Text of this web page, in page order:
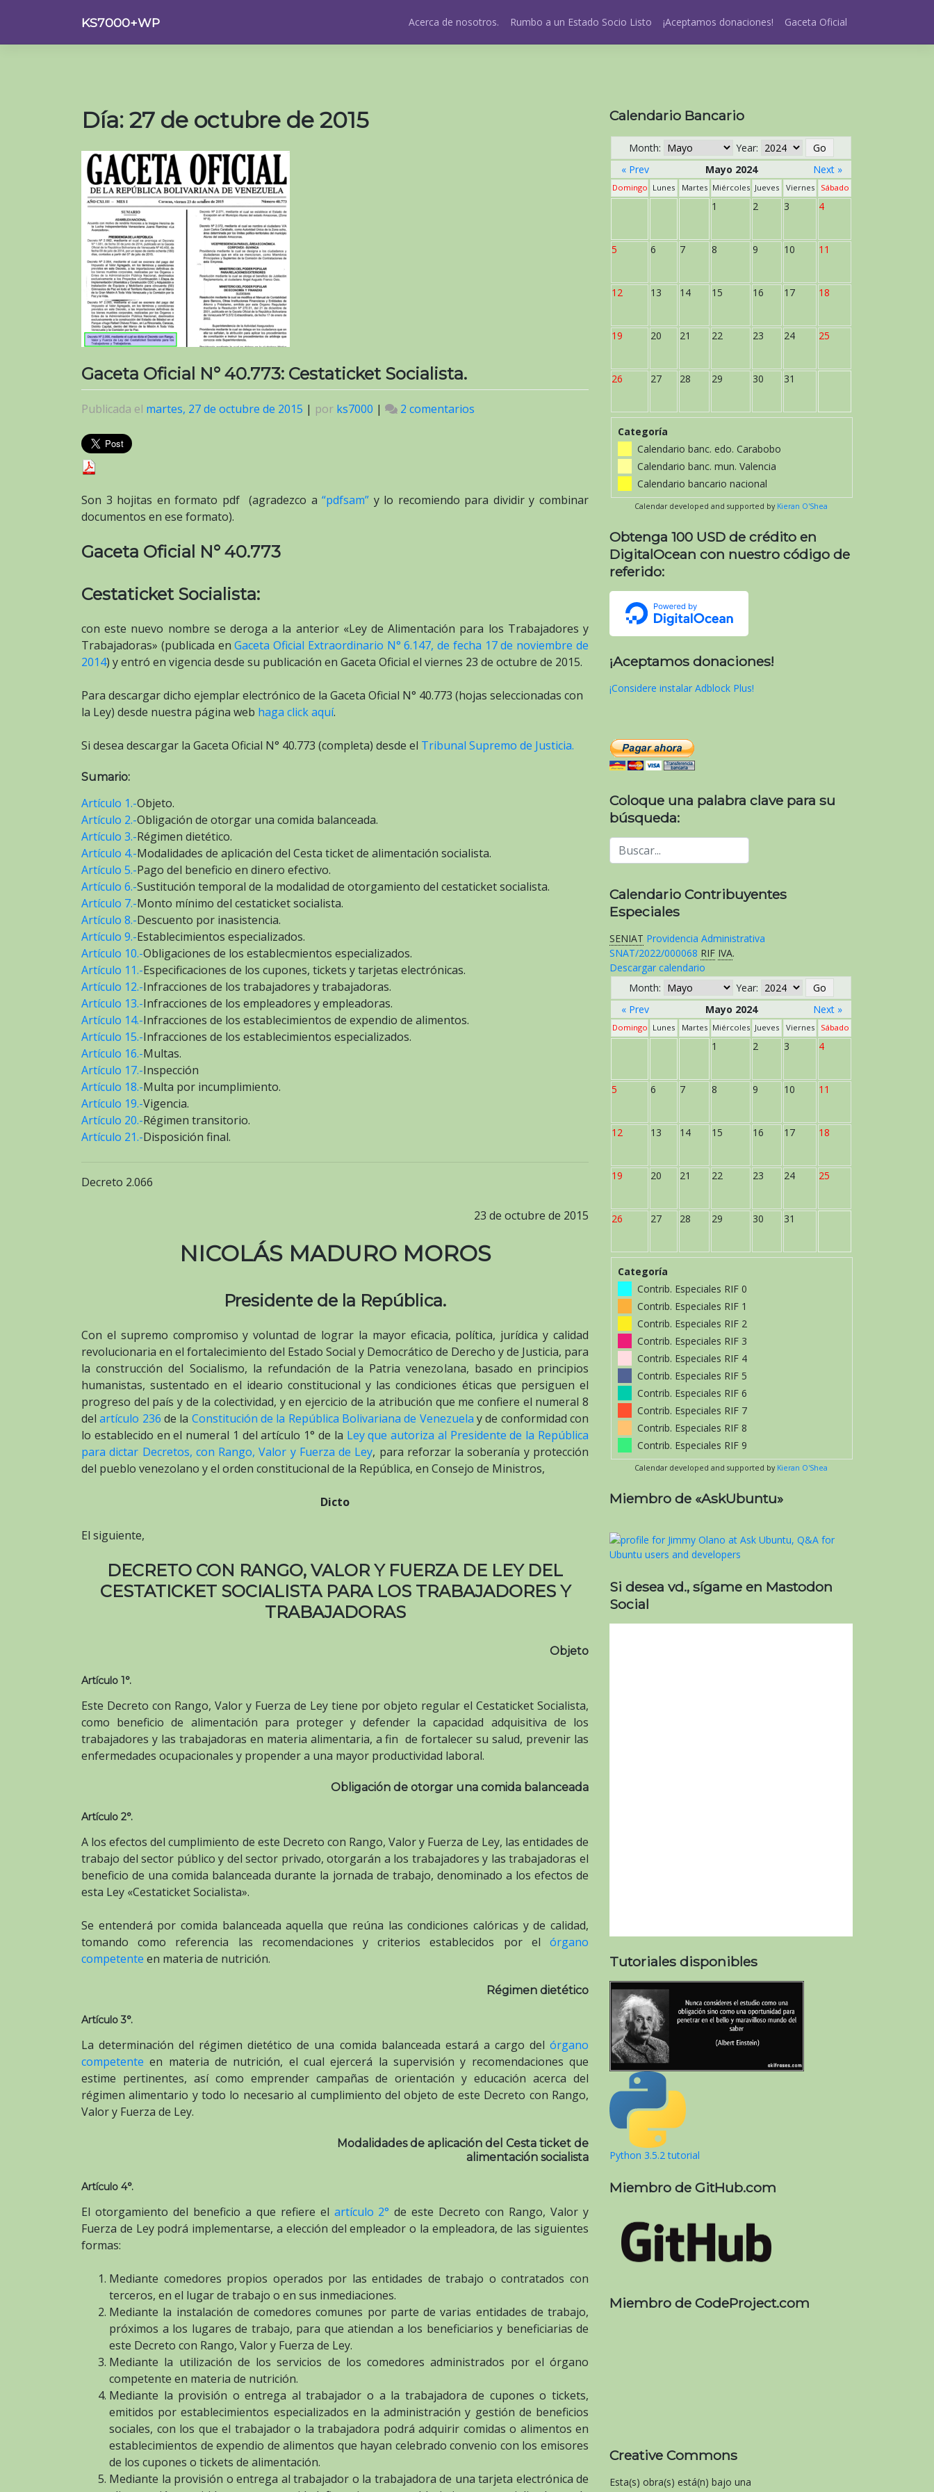
contenido
KS7000+WP Acerca de nosotros. Rumbo a un Estado Socio Listo ¡Aceptamos donaciones! Gaceta Oficial
Día: 27 de octubre de 2015
Gaceta Oficial N° 40.773: Cestaticket Socialista.
Publicada el martes, 27 de octubre de 2015 | por ks7000 | 2 comentarios
Cestaticket
Socialista.
Son 3 hojitas en formato pdf (agradezco a“pdfsam” y lo recomiendo para dividir y combinar
documentos en ese formato).
Gaceta Oficial N° 40.773
Cestaticket Socialista:
con este nuevo nombre se deroga a la anterior «Ley de Alimentación para los Trabajadores y
Trabajadoras» (publicada enGaceta Oficial Extraordinario N° 6.147, de fecha 17 de noviembre de
2014) y entró en vigencia desde su publicación en Gaceta Oficial el viernes 23 de octubre de 2015.
Para descargar dicho ejemplar electrónico de la Gaceta Oficial N° 40.773 (hojas seleccionadas con
la Ley) desde nuestra página web haga click aquí.
Si desea descargar la Gaceta Oficial N° 40.773 (completa) desde el Tribunal Supremo de Justicia.
Sumario:
Artículo 1.-Objeto.
Artículo 2.-Obligación de otorgar una comida balanceada.
Artículo 3.-Régimen dietético.
Artículo 4.-Modalidades de aplicación del Cesta ticket de alimentación socialista.
Artículo 5.-Pago del beneficio en dinero efectivo.
Artículo 6.-Sustitución temporal de la modalidad de otorgamiento del cestaticket socialista.
Artículo 7.-Monto mínimo del cestaticket socialista.
Artículo 8.-Descuento por inasistencia.
Artículo 9.-Establecimientos especializados.
Artículo 10.-Obligaciones de los establecmientos especializados.
Artículo 11.-Especificaciones de los cupones, tickets y tarjetas electrónicas.
Artículo 12.-Infracciones de los trabajadores y trabajadoras.
Artículo 13.-Infracciones de los empleadores y empleadoras.
Artículo 14.-Infracciones de los establecimientos de expendio de alimentos.
Artículo 15.-Infracciones de los establecimientos especializados.
Artículo 16.-Multas.
Artículo 17.-Inspección
Artículo 18.-Multa por incumplimiento.
Artículo 19.-Vigencia.
Artículo 20.-Régimen transitorio.
Artículo 21.-Disposición final.
Decreto 2.066
23 de octubre de 2015
NICOLÁS MADURO MOROS
Presidente de la República.
Con el supremo compromiso y voluntad de lograr la mayor eficacia, política, jurídica y calidad
revolucionaria en el fortalecimiento del Estado Social y Democrático de Derecho y de Justicia, para
la construcción del Socialismo, la refundación de la Patria venezolana, basado en principios
humanistas, sustentado en el ideario constitucional y las condiciones éticas que persiguen el
progreso del país y de la colectividad, y en ejercicio de la atribución que me confiere el numeral 8
delartículo 236 de la Constitución de la República Bolivariana de Venezuela y de conformidad con
lo establecido en el numeral 1 del artículo 1° de la Ley que autoriza al Presidente de la República
para dictar Decretos, con Rango, Valor y Fuerza de Ley, para reforzar la soberanía y protección
del pueblo venezolano y el orden constitucional de la República, en Consejo de Ministros,
Dicto
El siguiente,
DECRETO CON RANGO, VALOR Y FUERZA DE LEY DEL
CESTATICKET SOCIALISTA PARA LOS TRABAJADORES Y
TRABAJADORAS
Objeto
Artículo 1°.
Este Decreto con Rango, Valor y Fuerza de Ley tiene por objeto regular el Cestaticket Socialista,
como beneficio de alimentación para proteger y defender la capacidad adquisitiva de los
trabajadores y las trabajadoras en materia alimentaria, a fin de fortalecer su salud, prevenir las
enfermedades ocupacionales y propender a una mayor productividad laboral.
Obligación de otorgar una comida balanceada
Artículo 2°.
A los efectos del cumplimiento de este Decreto con Rango, Valor y Fuerza de Ley, las entidades de
trabajo del sector público y del sector privado, otorgarán a los trabajadores y las trabajadoras el
beneficio de una comida balanceada durante la jornada de trabajo, denominado a los efectos de
esta Ley «Cestaticket Socialista».
Se entenderá por comida balanceada aquella que reúna las condiciones calóricas y de calidad,
tomando como referencia las recomendaciones y criterios establecidos por el órgano
competente en materia de nutrición.
Régimen dietético
Artículo 3°.
La determinación del régimen dietético de una comida balanceada estará a cargo del órgano
competente en materia de nutrición, el cual ejercerá la supervisión y recomendaciones que
estime pertinentes, así como emprender campañas de orientación y educación acerca del
régimen alimentario y todo lo necesario al cumplimiento del objeto de este Decreto con Rango,
Valor y Fuerza de Ley.
Modalidades de aplicación del Cesta ticket de
alimentación socialista
Artículo 4°.
El otorgamiento del beneficio a que refiere el artículo 2° de este Decreto con Rango, Valor y
Fuerza de Ley podrá implementarse, a elección del empleador o la empleadora, de las siguientes
formas:
Mediante comedores propios operados por las entidades de trabajo o contratados con
terceros, en el lugar de trabajo o en sus inmediaciones.
Mediante la instalación de comedores comunes por parte de varias entidades de trabajo,
próximos a los lugares de trabajo, para que atiendan a los beneficiarios y beneficiarias de
este Decreto con Rango, Valor y Fuerza de Ley.
Mediante la utilización de los servicios de los comedores administrados por el órgano
competente en materia de nutrición.
Mediante la provisión o entrega al trabajador o a la trabajadora de cupones o tickets,
emitidos por establecimientos especializados en la administración y gestión de beneficios
sociales, con los que el trabajador o la trabajadora podrá adquirir comidas o alimentos en
establecimientos de expendio de alimentos que hayan celebrado convenio con los emisores
de los cupones o tickets de alimentación.
Mediante la provisión o entrega al trabajador o la trabajadora de una tarjeta electrónica de
Calendario Bancario
Month:
Year:
« Prev
Mayo 2024 Next »
Domingo Lunes Martes Miércoles Jueves Viernes Sábado
1 2 3 4
5 6 7 8 9 10 11
12 13 14 15 16 17 18
19 20 21 22 23 24 25
26 27 28 29 30 31
Categoría
Calendario banc. edo. Carabobo
Calendario banc. mun. Valencia
Calendario bancario nacional
Calendar developed and supported by Kieran O'Shea
Obtenga 100 USD de crédito en
DigitalOcean con nuestro código de
referido:
¡Aceptamos donaciones!
¡Considere instalar Adblock Plus!
Coloque una palabra clave para su
búsqueda:
Calendario Contribuyentes
Especiales
SENIAT Providencia Administrativa
SNAT/2022/000068 RIF IVA.
Descargar calendario
Month:
Year:
« Prev
Mayo 2024 Next »
Domingo Lunes Martes Miércoles Jueves Viernes Sábado
1 2 3 4
5 6 7 8 9 10 11
12 13 14 15 16 17 18
19 20 21 22 23 24 25
26 27 28 29 30 31
Categoría
Contrib. Especiales RIF 0
Contrib. Especiales RIF 1
Contrib. Especiales RIF 2
Contrib. Especiales RIF 3
Contrib. Especiales RIF 4
Contrib. Especiales RIF 5
Contrib. Especiales RIF 6
Contrib. Especiales RIF 7
Contrib. Especiales RIF 8
Contrib. Especiales RIF 9
Calendar developed and supported by Kieran O'Shea
Miembro de «AskUbuntu»
Si desea vd., sígame en Mastodon
Social
Tutoriales disponibles
Python 3.5.2 tutorial
Miembro de GitHub.com
Miembro de CodeProject.com
Creative Commons
Esta(s) obra(s) está(n) bajo una